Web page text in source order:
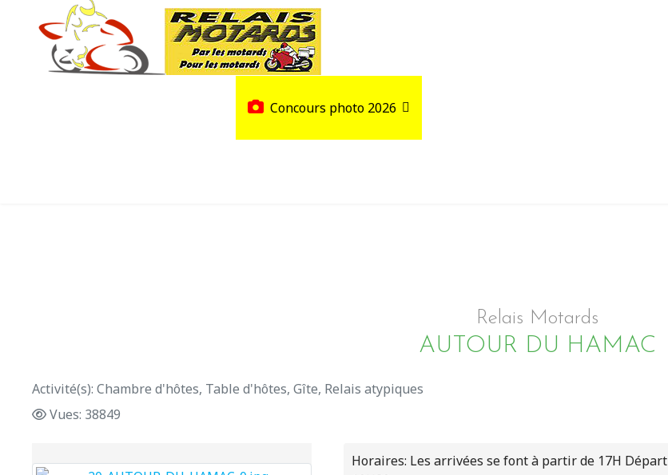
Concours photo 2026
Relais Motards
AUTOUR DU HAMAC
Activité(s): Chambre d'hôtes, Table d'hôtes, Gîte, Relais atypiques
Vues: 38849
Horaires: Les arrivées se font à partir de 17H Départ